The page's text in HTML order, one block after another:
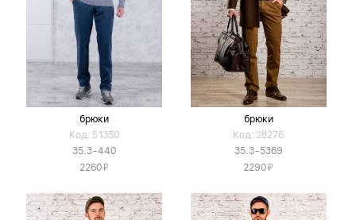
брюки
Код: 51350
35.3-440
2260Я
брюки
Код: 28276
35.3-5369
2290Я